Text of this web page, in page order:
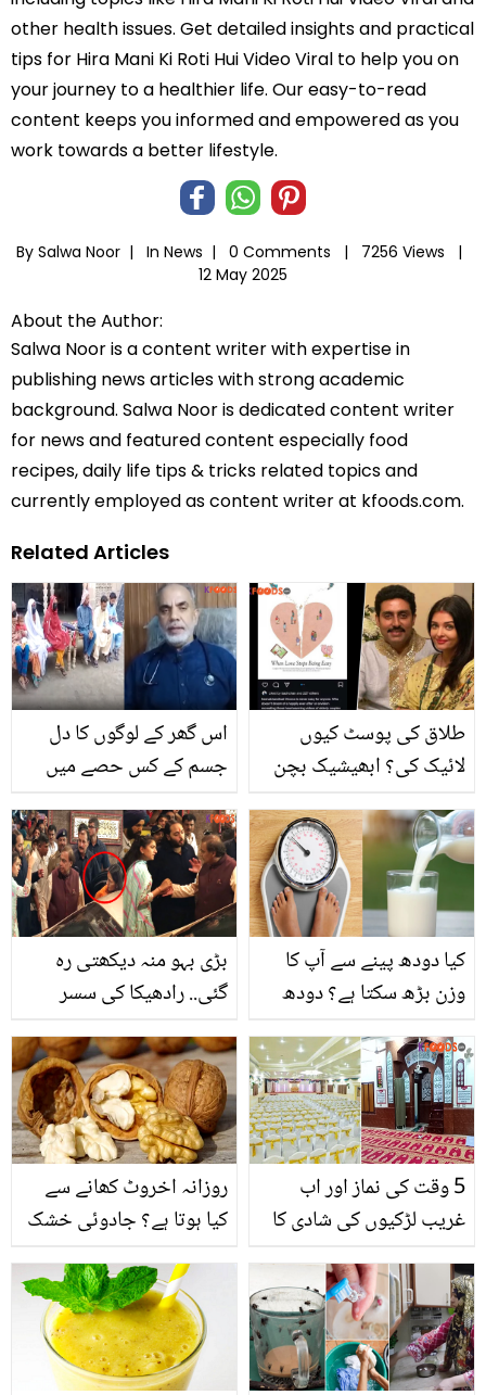
other health issues. Get detailed insights and practical
tips for Hira Mani Ki Roti Hui Video Viral to help you on
your journey to a healthier life. Our easy-to-read
content keeps you informed and empowered as you
work towards a better lifestyle.
By Salwa Noor | In News | 0 Comments |
7256 Views |
12 May 2025
About the Author:
Salwa Noor is a content writer with expertise in
publishing news articles with strong academic
background. Salwa Noor is dedicated content writer
for news and featured content especially food
recipes, daily life tips & tricks related topics and
currently employed as content writer at kfoods.com.
Related Articles
اس گھر کے لوگوں کا دل
جسم کے کس حصے میں
موجود ہے؟ جان کر ڈاکٹر
بھی حیران رہ گئے! دیکھیں
طلاق کی پوسٹ کیوں
لائیک کی؟ ابھیشیک بچن
کی طلاق سے متعلق پوسٹ
لائیک کرنے کی وجہ سامنے
آگئی
بڑی بہو منہ دیکھتی رہ
گئی.. رادھیکا کی سسر
مکیش امبانی سے لڑتے ہوئے
ویڈیو وائرل
کیا دودھ پینے سے آپ کا
وزن بڑھ سکتا ہے؟ دودھ
آپ کے جسم کو کس طرح
کی بیماریوں سے محفوظ
رکھتا ہے؟
روزانہ اخروٹ کھانے سے
کیا ہوتا ہے؟ جادوئی خشک
پھل اخروٹ کے استعمال
سے جسم میں آنے والی وہ
تبدیلی جو آپ زندگی بدل
دے
5 وقت کی نماز اور اب
غریب لڑکیوں کی شادی کا
انتظام ۔۔ اسلام آباد کی
مسجد میں مفت شادی کا
انتظامات کرکے اعلیٰ مثال
قائم کردی گئی